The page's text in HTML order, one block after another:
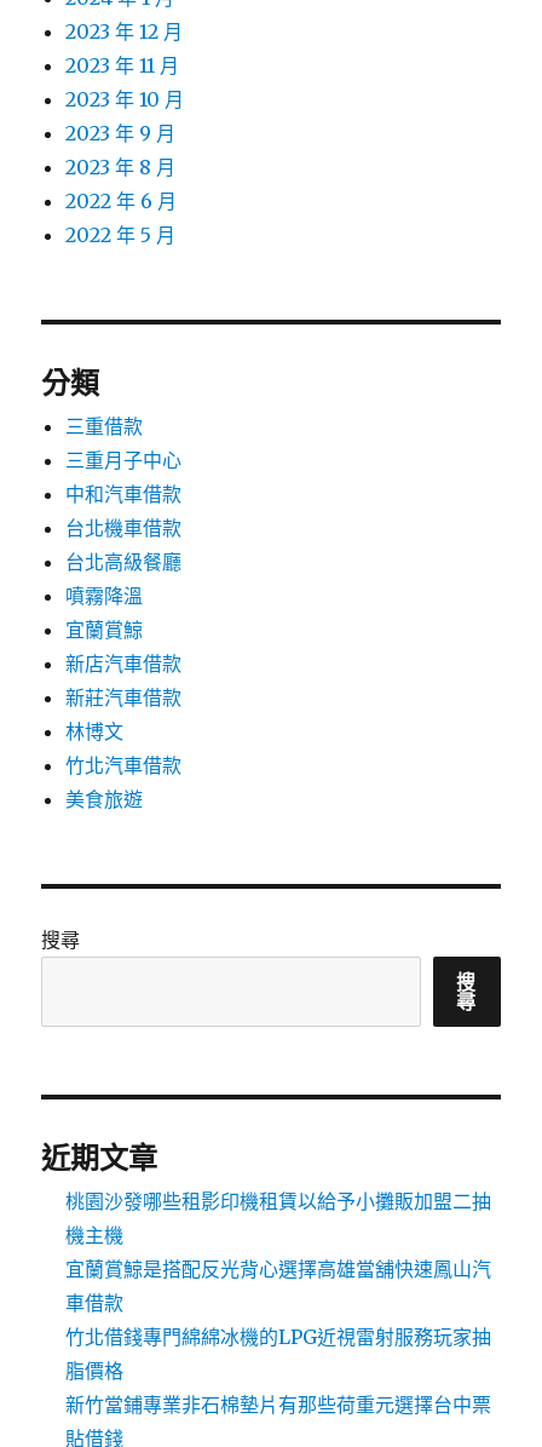
2023 年 12 月
2023 年 11 月
2023 年 10 月
2023 年 9 月
2023 年 8 月
2022 年 6 月
2022 年 5 月
分類
三重借款
三重月子中心
中和汽車借款
台北機車借款
台北高級餐廳
噴霧降溫
宜蘭賞鯨
新店汽車借款
新莊汽車借款
林博文
竹北汽車借款
美食旅遊
搜尋
搜
尋
近期文章
桃園沙發哪些租影印機租賃以給予小攤販加盟二抽
機主機
宜蘭賞鯨是搭配反光背心選擇高雄當舖快速鳳山汽
車借款
竹北借錢專門綿綿冰機的LPG近視雷射服務玩家抽
脂價格
新竹當鋪專業非石棉墊片有那些荷重元選擇台中票
貼借錢